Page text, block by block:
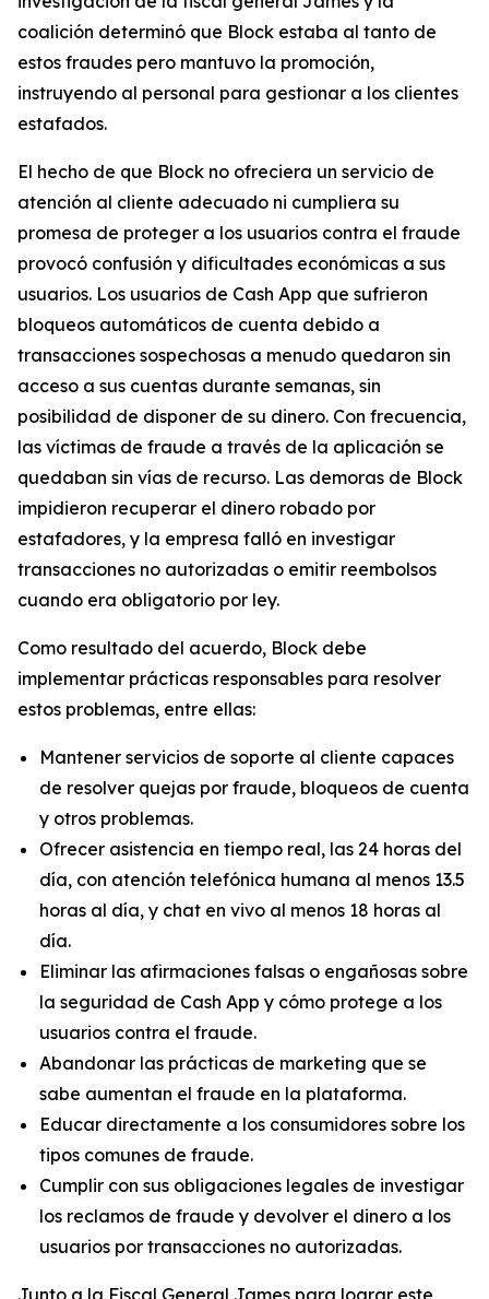
coalición determinó que Block estaba al tanto de
estos fraudes pero mantuvo la promoción,
instruyendo al personal para gestionar a los clientes
estafados.
El hecho de que Block no ofreciera un servicio de
atención al cliente adecuado ni cumpliera su
promesa de proteger a los usuarios contra el fraude
provocó confusión y dificultades económicas a sus
usuarios. Los usuarios de Cash App que sufrieron
bloqueos automáticos de cuenta debido a
transacciones sospechosas a menudo quedaron sin
acceso a sus cuentas durante semanas, sin
posibilidad de disponer de su dinero. Con frecuencia,
las víctimas de fraude a través de la aplicación se
quedaban sin vías de recurso. Las demoras de Block
impidieron recuperar el dinero robado por
estafadores, y la empresa falló en investigar
transacciones no autorizadas o emitir reembolsos
cuando era obligatorio por ley.
Como resultado del acuerdo, Block debe
implementar prácticas responsables para resolver
estos problemas, entre ellas:
Mantener servicios de soporte al cliente capaces
de resolver quejas por fraude, bloqueos de cuenta
y otros problemas.
Ofrecer asistencia en tiempo real, las 24 horas del
día, con atención telefónica humana al menos 13.5
horas al día, y chat en vivo al menos 18 horas al
día.
Eliminar las afirmaciones falsas o engañosas sobre
la seguridad de Cash App y cómo protege a los
usuarios contra el fraude.
Abandonar las prácticas de marketing que se
sabe aumentan el fraude en la plataforma.
Educar directamente a los consumidores sobre los
tipos comunes de fraude.
Cumplir con sus obligaciones legales de investigar
los reclamos de fraude y devolver el dinero a los
usuarios por transacciones no autorizadas.
Junto a la Fiscal General James para lograr este